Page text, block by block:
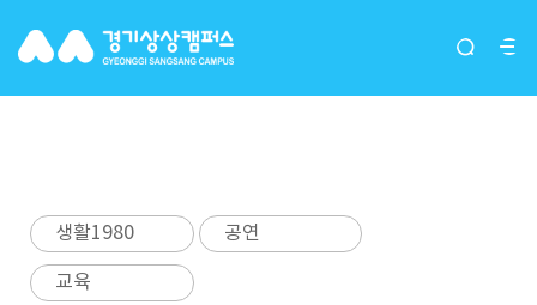
입주단체(그루버)
생활1980 공연
교육